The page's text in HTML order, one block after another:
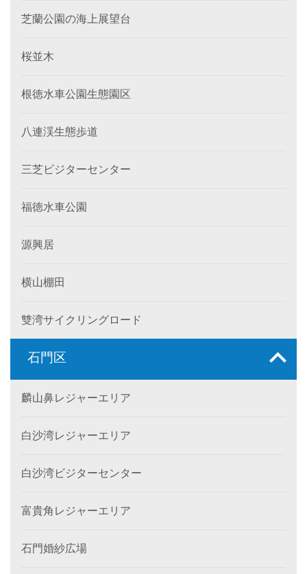
芝蘭公園の海上展望台
桜並木
根徳水車公園生態園区
八連渓生態歩道
三芝ビジターセンター
福徳水車公園
源興居
横山棚田
雙湾サイクリングロード
石門区
麟山鼻レジャーエリア
白沙湾レジャーエリア
白沙湾ビジターセンター
富貴角レジャーエリア
石門婚紗広場